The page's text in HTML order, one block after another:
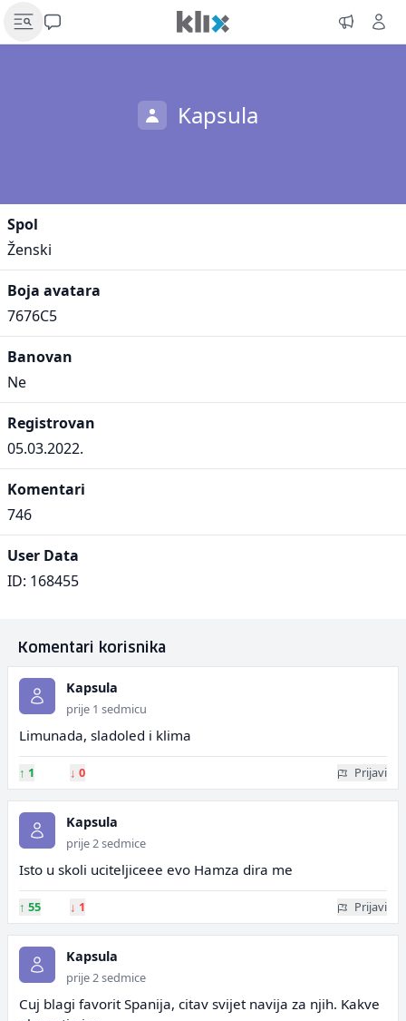
Kapsula
Spol
Ženski
Boja avatara
7676C5
Banovan
Ne
Registrovan
05.03.2022.
Komentari
746
User Data
ID: 168455
Komentari korisnika
Kapsula
prije 1 sedmicu
Limunada, sladoled i klima
↑ 1 ↓ 0 Prijavi
Kapsula
prije 2 sedmice
Isto u skoli uciteljiceee evo Hamza dira me
↑ 55 ↓ 1 Prijavi
Kapsula
prije 2 sedmice
Cuj blagi favorit Spanija, citav svijet navija za njih. Kakve